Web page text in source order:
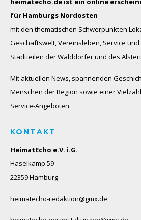
für Hamburgs Nordosten
mit den thematischen Schwerpunkten
Geschäftswelt, Vereinsleben, Service
Stadtteilen der Walddörfer und des
Mit aktuellen News, spannenden
Menschen der Region sowie einer
Service-Angeboten.
KONTAKT
HeimatEcho e.V. i.G.
Haselkamp 59
22359 Hamburg
heimatecho-redaktion@gmx.de